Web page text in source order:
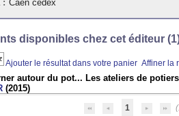
: Caen cedex
disponibles chez cet éditeur (1
Ajouter le résultat dans votre panier Affiner la
autour du pot... Les ateliers de
(2015)
1